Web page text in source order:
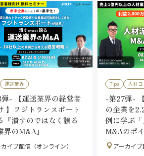
運送業界
- 【運送業界の経営者
】フジトランスポート
『潰すのではなく譲る
界のM&A』
イブ配信（オンライン）
Tips 人材
-第27弾-
の企業を
例に学ぶ
M&Aのポ
アーカイ